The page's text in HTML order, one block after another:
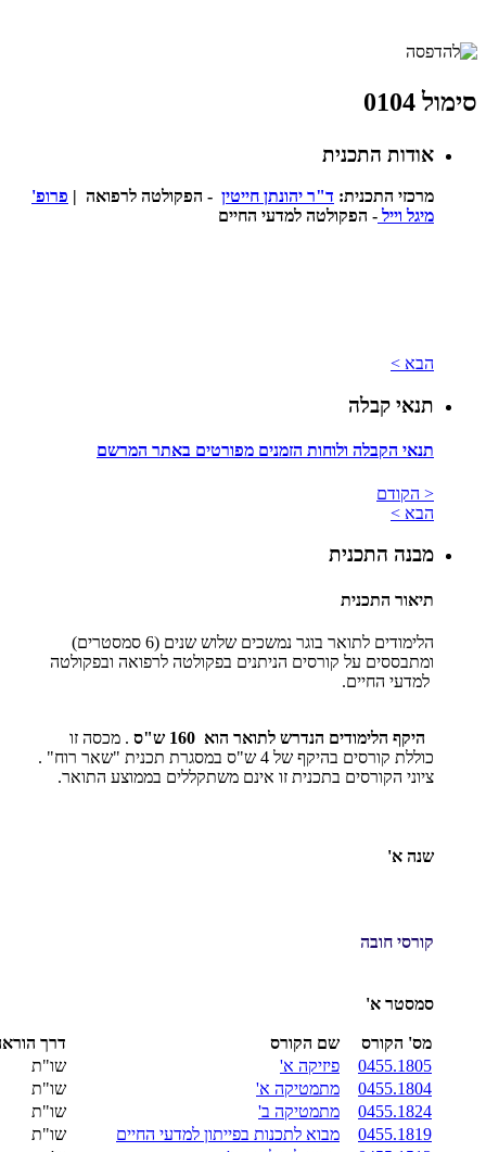
סימול 0104
אודות התכנית
מרכזי התכנית: ד"ר יהונתן חייטין - הפקולטה לרפואה | פרופ'
מיגל וייל - הפקולטה למדעי החיים
הבא >
תנאי קבלה
תנאי הקבלה ולוחות הזמנים מפורטים באתר המרשם
< הקודם
הבא >
מבנה התכנית
תיאור התכנית
הלימודים לתואר בוגר נמשכים שלוש שנים (6 סמסטרים)
ומתבססים על קורסים הניתנים בפקולטה לרפואה ובפקולטה
למדעי החיים.
היקף הלימודים הנדרש לתואר הוא 160 ש"ס
. מכסה זו
כוללת קורסים בהיקף של 4 ש"ס במסגרת תכנית "שאר רוח" .
ציוני הקורסים בתכנית זו אינם משתקללים בממוצע התואר.
שנה א'
קורסי חובה
סמסטר א'
מס' הקורס שם הקורס
דרך
0455.1805
פיזיקה א'
שו"ת
0455.1804
מתמטיקה א'
שו"ת
0455.1824
מתמטיקה ב'
שו"ת
0455.1819
מבוא לתכנות בפייתון למדעי החיים
שו"ת